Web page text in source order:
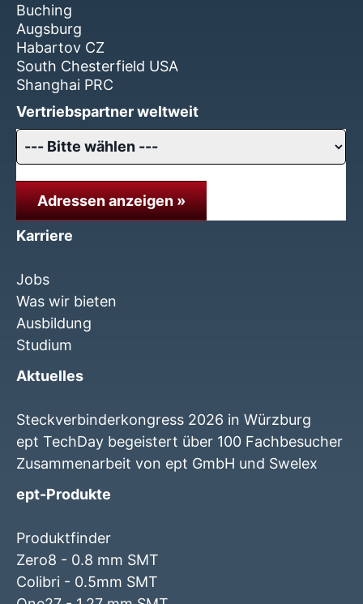
Buching
Augsburg
Habartov CZ
South Chesterfield USA
Shanghai PRC
Vertriebspartner weltweit
Adressen anzeigen »
Karriere
Jobs
Was wir bieten
Ausbildung
Studium
Aktuelles
Steckverbinderkongress 2026 in Würzburg
ept TechDay begeistert über 100 Fachbesucher
Zusammenarbeit von ept GmbH und Swelex
ept-Produkte
Produktfinder
Zero8 - 0.8 mm SMT
Colibri - 0.5mm SMT